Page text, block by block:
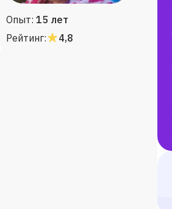
Опыт: 15 лет
Рейтинг:
4,8